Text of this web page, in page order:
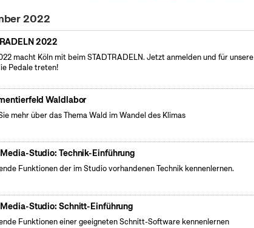
2022
2022
macht Köln mit beim STADTRADELN. Jetzt anmelden und für unsere
Pedale treten!
Waldlabor
mehr über das Thema Wald im Wandel des Klimas
Studio: Technik-Einführung
Funktionen der im Studio vorhandenen Technik kennenlernen.
Studio: Schnitt-Einführung
Funktionen einer geeigneten Schnitt-Software kennenlernen